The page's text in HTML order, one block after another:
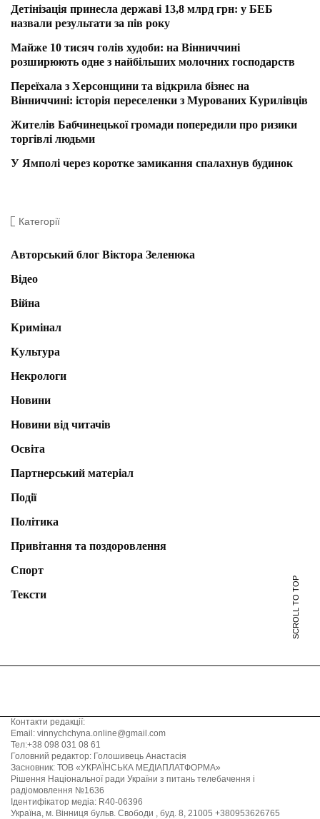
Детінізація принесла державі 13,8 млрд грн: у БЕБ
назвали результати за пів року
Майже 10 тисяч голів худоби: на Вінниччині
розширюють одне з найбільших молочних господарств
Переїхала з Херсонщини та відкрила бізнес на
Вінниччині: історія переселенки з Мурованих Курилівців
Жителів Бабчинецької громади попередили про ризики
торгівлі людьми
У Ямполі через коротке замикання спалахнув будинок
Категорії
Авторський блог Віктора Зеленюка
Відео
Війна
Кримінал
Культура
Некрологи
Новини
Новини від читачів
Освіта
Партнерський матеріал
Події
Політика
Привітання та поздоровлення
Спорт
Тексти
SCROLL TO TOP
Контакти редакції:
Email: vinnychchyna.online@gmail.com
Тел:+38 098 031 08 61
Головний редактор: Голошивець Анастасія
Засновник: ТОВ «УКРАЇНСЬКА МЕДІАПЛАТФОРМА»
Рішення Національної ради України з питань телебачення і
радіомовлення №1636
Ідентифікатор медіа: R40-06396
Україна, м. Вінниця бульв. Свободи , буд. 8, 21005 +380953626765